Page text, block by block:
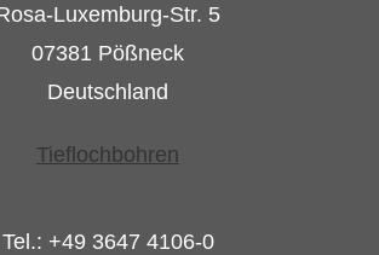
Luxemburg-Str. 5
07381 Pößneck
Deutschland
Tieflochbohren
Tel.: +49 3647 4106-0